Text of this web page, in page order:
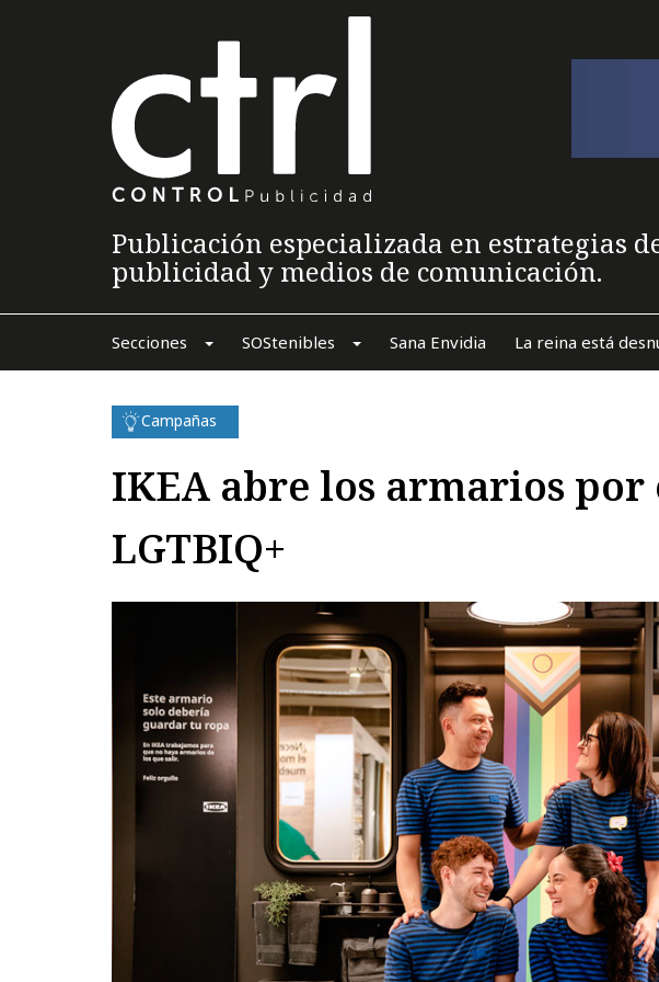
Publicación especializada en estrategias
publicidad y medios de comunicación.
Secciones SOStenibles Sana Envidia La reina está
Campañas
IKEA abre los armarios
LGTBIQ+